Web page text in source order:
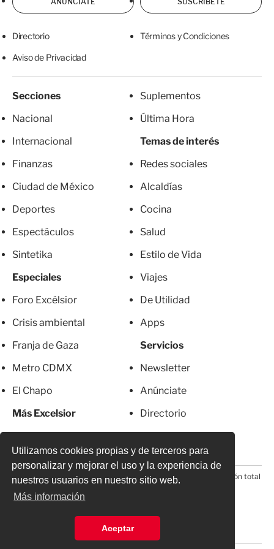
Utilizamos cookies propias y de terceros para
personalizar y mejorar el uso y la experiencia de
nuestros usuarios en nuestro sitio web.
Más información
Aceptar
Directorio Términos y Condiciones
Aviso de Privacidad
Secciones
Nacional
Internacional
Finanzas
Ciudad de México
Deportes
Espectáculos
Sintetika
Especiales
Foro Excélsior
Crisis ambiental
Franja de Gaza
Metro CDMX
El Chapo
Más Excelsior
Suplementos
Última Hora
Temas de interés
Redes sociales
Alcaldías
Cocina
Salud
Estilo de Vida
Viajes
De Utilidad
Apps
Servicios
Newsletter
Anúnciate
Directorio
© 2026 Todos los derechos reservados. Prohibida la reproducción total
o parcial, incluyendo cualquier medio electrónico*